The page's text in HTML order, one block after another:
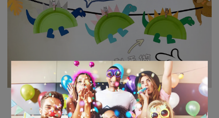
派對佈置好幫手-裝飾盤
運用不同色系、主題款混搭